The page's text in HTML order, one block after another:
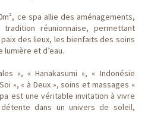
ce spa allie des aménagements,
réunionnaise, permettant
des lieux, les bienfaits des soins
lumière et d’eau.
», « Hanakasumi », « Indonésie
», « à Deux », soins et massages «
est une véritable invitation à vivre
dans un univers de soleil,